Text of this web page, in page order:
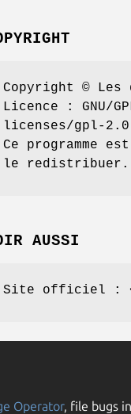
Copyright © Les
Licence : GNU/
licenses/gpl-
Ce programme
le redistribuer.
AUSSI
Site officiel :
Operator, file bugs in